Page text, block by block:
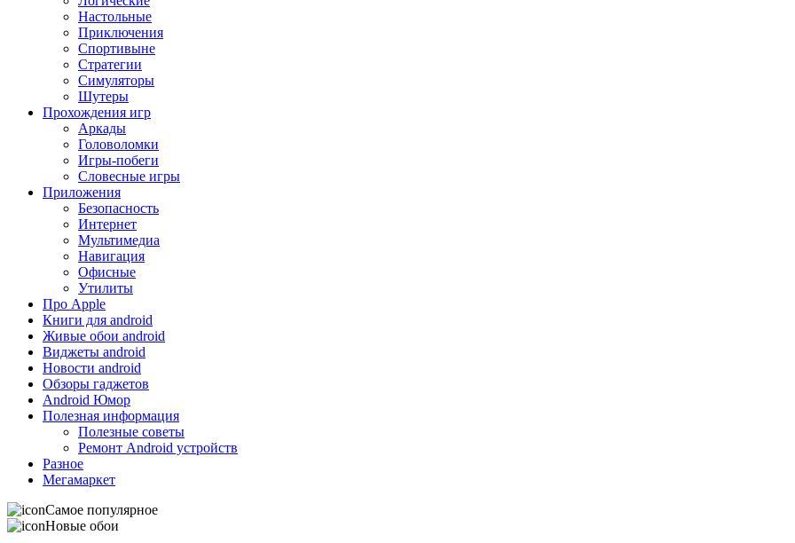
Настольные
Приключения
Спортивыне
Стратегии
Симуляторы
Шутеры
Прохождения игр
Аркады
Головоломки
Игры-побеги
Словесные игры
Приложения
Безопасность
Интернет
Мультимедиа
Навигация
Офисные
Утилиты
Про Apple
Книги для android
Живые обои android
Виджеты android
Новости android
Обзоры гаджетов
Android Юмор
Полезная информация
Полезные советы
Ремонт Android устройств
Разное
Мегамаркет
Самое популярное
Новые обои